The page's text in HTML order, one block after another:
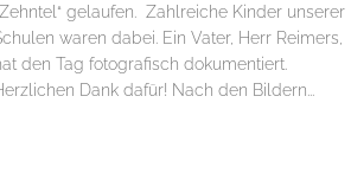
„Zehntel“ gelaufen. Zahlreiche Kinder unserer
waren dabei. Ein Vater, Herr Reimers,
den Tag fotografisch dokumentiert.
Dank dafür! Nach den Bildern...